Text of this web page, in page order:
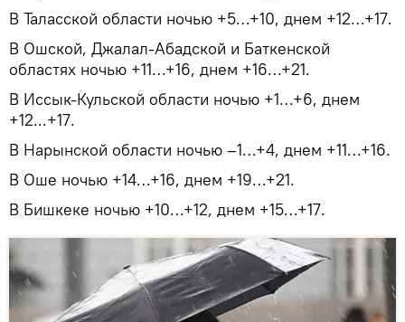
В Таласской области ночью +5…+10, днем +12…+17.
В Ошской, Джалал-Абадской и Баткенской
областях ночью +11…+16, днем +16…+21.
В Иссык-Кульской области ночью +1…+6, днем
+12...+17.
В Нарынской области ночью –1…+4, днем +11…+16.
В Оше ночью +14…+16, днем +19…+21.
В Бишкеке ночью +10…+12, днем +15…+17.